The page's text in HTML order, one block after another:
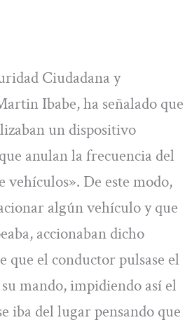
Ciudadana y
Ibabe, ha señalado que
un dispositivo
anulan la frecuencia del
vehículos». De este modo,
algún vehículo y que
accionaban dicho
que el conductor pulsase el
mando, impidiendo así el
iba del lugar pensando que